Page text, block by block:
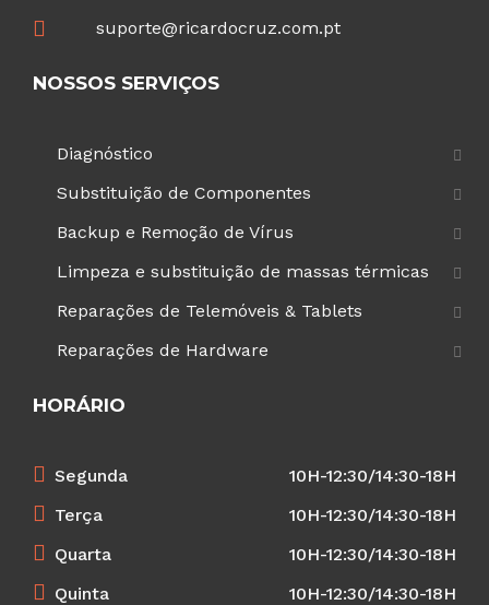
suporte@ricardocruz.com.pt
NOSSOS SERVIÇOS
Diagnóstico
Substituição de Componentes
Backup e Remoção de Vírus
Limpeza e substituição de massas térmicas
Reparações de Telemóveis & Tablets
Reparações de Hardware
HORÁRIO
Segunda
10H-12:30/14:30-18H
Terça
10H-12:30/14:30-18H
Quarta
10H-12:30/14:30-18H
Quinta
10H-12:30/14:30-18H